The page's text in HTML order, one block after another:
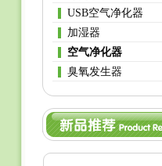
USB空气净化器
加湿器
空气净化器
臭氧发生器